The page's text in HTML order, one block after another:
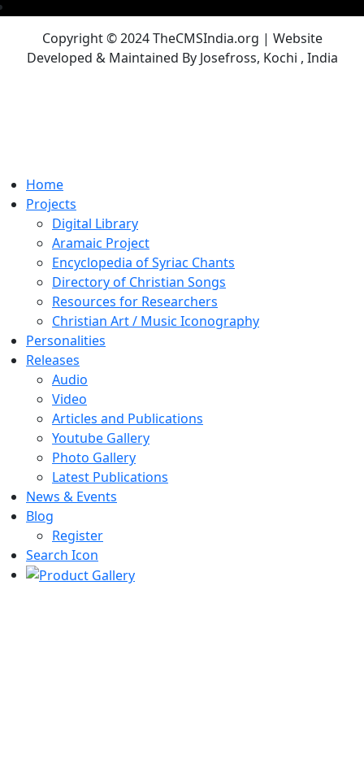
Copyright © 2024 TheCMSIndia.org | Website
Developed & Maintained By Josefross, Kochi , India
Home
Projects
Digital Library
Aramaic Project
Encyclopedia of Syriac Chants
Directory of Christian Songs
Resources for Researchers
Christian Art / Music Iconography
Personalities
Releases
Audio
Video
Articles and Publications
Youtube Gallery
Photo Gallery
Latest Publications
News & Events
Blog
Register
Search Icon